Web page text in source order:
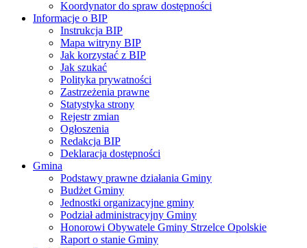
Koordynator do spraw dostępności
Informacje o BIP
Instrukcja BIP
Mapa witryny BIP
Jak korzystać z BIP
Jak szukać
Polityka prywatności
Zastrzeżenia prawne
Statystyka strony
Rejestr zmian
Ogłoszenia
Redakcja BIP
Deklaracja dostępności
Gmina
Podstawy prawne działania Gminy
Budżet Gminy
Jednostki organizacyjne gminy
Podział administracyjny Gminy
Honorowi Obywatele Gminy Strzelce Opolskie
Raport o stanie Gminy